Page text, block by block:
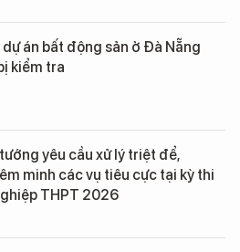
dự án bất động sản ở Đà Nẵng
kiểm tra
yêu cầu xử lý triệt để,
minh các vụ tiêu cực tại kỳ thi
THPT 2026